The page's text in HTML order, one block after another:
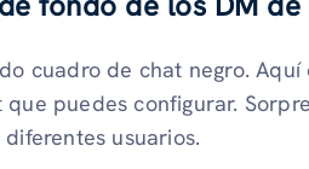
cuadro de chat negro.
puedes configurar.
diferentes usuarios.